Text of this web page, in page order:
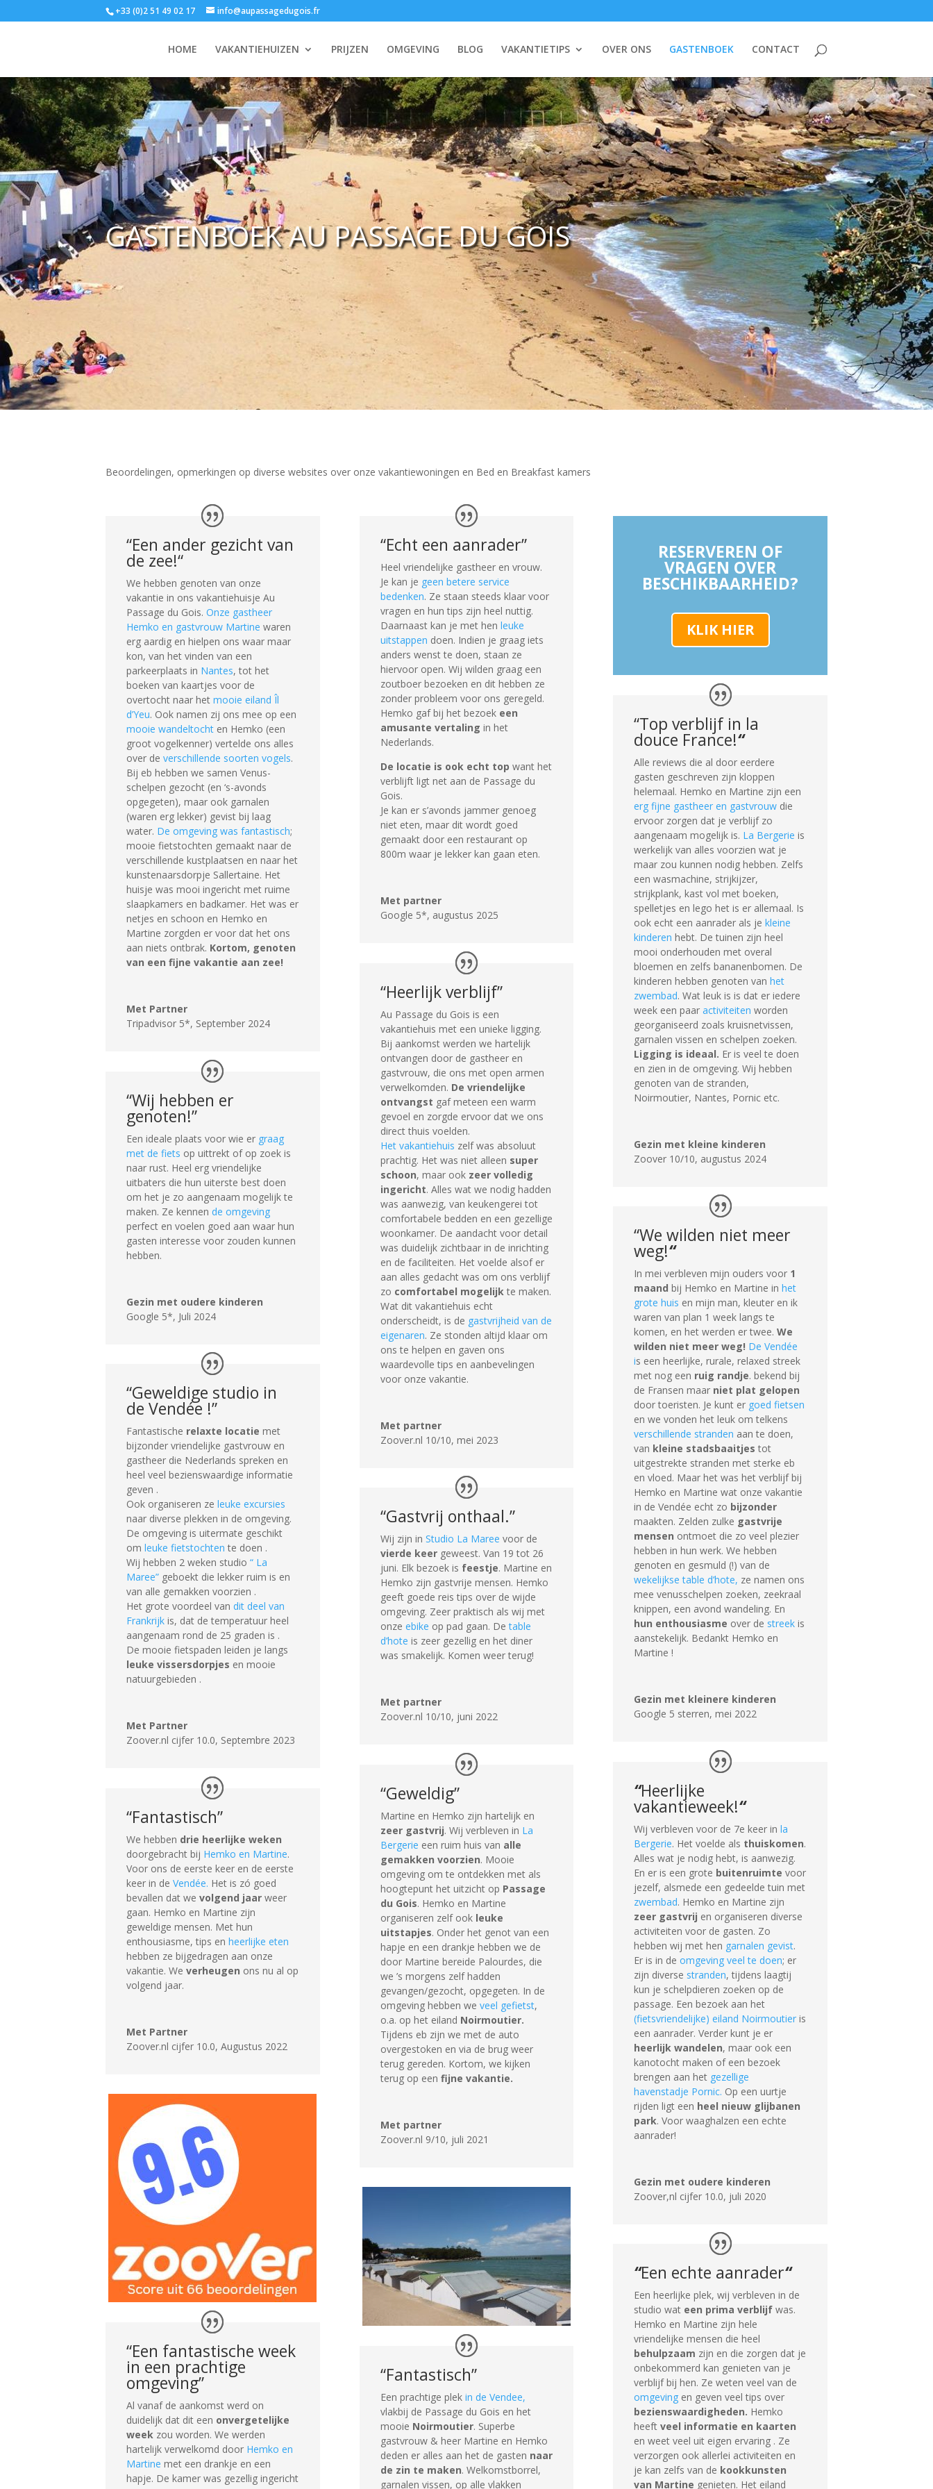
+33 (0)2 51 49 02 17 info@aupassagedugois.fr
HOME VAKANTIEHUIZEN PRIJZEN OMGEVING BLOG VAKANTIETIPS OVER ONS GASTENBOEK CONTACT
GASTENBOEK AU PASSAGE DU GOIS
Beoordelingen, opmerkingen op diverse websites over onze vakantiewoningen en Bed en Breakfast kamers
“Een ander gezicht van
de zee!“
We hebben genoten van onze
vakantie in ons vakantiehuisje Au
Passage du Gois. Onze gastheer
Hemko en gastvrouw Martine waren
erg aardig en hielpen ons waar maar
kon, van het vinden van een
parkeerplaats in Nantes, tot het
boeken van kaartjes voor de
overtocht naar het mooie eiland Îl
d’Yeu. Ook namen zij ons mee op een
mooie wandeltocht en Hemko (een
groot vogelkenner) vertelde ons alles
over de verschillende soorten vogels.
Bij eb hebben we samen Venus-
schelpen gezocht (en ‘s-avonds
opgegeten), maar ook garnalen
(waren erg lekker) gevist bij laag
water. De omgeving was fantastisch;
mooie fietstochten gemaakt naar de
verschillende kustplaatsen en naar het
kunstenaarsdorpje Sallertaine. Het
huisje was mooi ingericht met ruime
slaapkamers en badkamer. Het was er
netjes en schoon en Hemko en
Martine zorgden er voor dat het ons
aan niets ontbrak. Kortom, genoten
van een fijne vakantie aan zee!
Met Partner
Tripadvisor 5*, September 2024
“Wij hebben er
genoten!”
Een ideale plaats voor wie er graag
met de fiets op uittrekt of op zoek is
naar rust. Heel erg vriendelijke
uitbaters die hun uiterste best doen
om het je zo aangenaam mogelijk te
maken. Ze kennen de omgeving
perfect en voelen goed aan waar hun
gasten interesse voor zouden kunnen
hebben.
Gezin met oudere kinderen
Google 5*, Juli 2024
“Geweldige studio in
de Vendée !”
Fantastische relaxte locatie met
bijzonder vriendelijke gastvrouw en
gastheer die Nederlands spreken en
heel veel bezienswaardige informatie
geven .
Ook organiseren ze leuke excursies
naar diverse plekken in de omgeving.
De omgeving is uitermate geschikt
om leuke fietstochten te doen .
Wij hebben 2 weken studio “ La
Maree” geboekt die lekker ruim is en
van alle gemakken voorzien .
Het grote voordeel van dit deel van
Frankrijk is, dat de temperatuur heel
aangenaam rond de 25 graden is .
De mooie fietspaden leiden je langs
leuke vissersdorpjes en mooie
natuurgebieden .
Met Partner
Zoover.nl cijfer 10.0, Septembre 2023
“Fantastisch”
We hebben drie heerlijke weken
doorgebracht bij Hemko en Martine.
Voor ons de eerste keer en de eerste
keer in de Vendée. Het is zó goed
bevallen dat we volgend jaar weer
gaan. Hemko en Martine zijn
geweldige mensen. Met hun
enthousiasme, tips en heerlijke eten
hebben ze bijgedragen aan onze
vakantie. We verheugen ons nu al op
volgend jaar.
Met Partner
Zoover.nl cijfer 10.0, Augustus 2022
“Een fantastische week
in een prachtige
omgeving”
Al vanaf de aankomst werd on
duidelijk dat dit een onvergetelijke
week zou worden. We werden
hartelijk verwelkomd door Hemko en
Martine met een drankje en een
hapje. De kamer was gezellig ingericht
“Echt een aanrader”
Heel vriendelijke gastheer en vrouw.
Je kan je geen betere service
bedenken. Ze staan steeds klaar voor
vragen en hun tips zijn heel nuttig.
Daarnaast kan je met hen leuke
uitstappen doen. Indien je graag iets
anders wenst te doen, staan ze
hiervoor open. Wij wilden graag een
zoutboer bezoeken en dit hebben ze
zonder probleem voor ons geregeld.
Hemko gaf bij het bezoek een
amusante vertaling in het
Nederlands.
De locatie is ook echt top want het
verblijft ligt net aan de Passage du
Gois.
Je kan er s’avonds jammer genoeg
niet eten, maar dit wordt goed
gemaakt door een restaurant op
800m waar je lekker kan gaan eten.
Met partner
Google 5*, augustus 2025
“Heerlijk verblijf”
Au Passage du Gois is een
vakantiehuis met een unieke ligging.
Bij aankomst werden we hartelijk
ontvangen door de gastheer en
gastvrouw, die ons met open armen
verwelkomden. De vriendelijke
ontvangst gaf meteen een warm
gevoel en zorgde ervoor dat we ons
direct thuis voelden.
Het vakantiehuis zelf was absoluut
prachtig. Het was niet alleen super
schoon, maar ook zeer volledig
ingericht. Alles wat we nodig hadden
was aanwezig, van keukengerei tot
comfortabele bedden en een gezellige
woonkamer. De aandacht voor detail
was duidelijk zichtbaar in de inrichting
en de faciliteiten. Het voelde alsof er
aan alles gedacht was om ons verblijf
zo comfortabel mogelijk te maken.
Wat dit vakantiehuis echt
onderscheidt, is de gastvrijheid van de
eigenaren. Ze stonden altijd klaar om
ons te helpen en gaven ons
waardevolle tips en aanbevelingen
voor onze vakantie.
Met partner
Zoover.nl 10/10, mei 2023
“Gastvrij onthaal.”
Wij zijn in Studio La Maree voor de
vierde keergeweest. Van 19 tot 26
juni. Elk bezoek is feestje. Martine en
Hemko zijn gastvrije mensen. Hemko
geeft goede reis tips over de wijde
omgeving. Zeer praktisch als wij met
onze ebike op pad gaan. Detable
d’hote is zeer gezellig en het diner
was smakelijk. Komen weer terug!
Met partner
Zoover.nl 10/10, juni 2022
“Geweldig”
Martine en Hemko zijn hartelijk en
zeer gastvrij. Wij verbleven in La
Bergerie een ruim huis van alle
gemakken voorzien. Mooie
omgeving om te ontdekken met als
hoogtepunt het uitzicht op Passage
du Gois. Hemko en Martine
organiseren zelf ook leuke
uitstapjes. Onder het genot van een
hapje en een drankje hebben we de
door Martine bereide Palourdes, die
we ’s morgens zelf hadden
gevangen/gezocht, opgegeten. In de
omgeving hebben we veel gefietst,
o.a. op het eiland Noirmoutier.
Tijdens eb zijn we met de auto
overgestoken en via de brug weer
terug gereden. Kortom, we kijken
terug op een fijne vakantie.
Met partner
Zoover.nl 9/10, juli 2021
“Fantastisch”
Een prachtige plek in de Vendee,
vlakbij de Passage du Gois en het
mooie Noirmoutier. Superbe
gastvrouw & heer Martine en Hemko
deden er alles aan het de gasten naar
de zin te maken. Welkomstborrel,
garnalen vissen, op alle vlakken
RESERVEREN OF
VRAGEN OVER
BESCHIKBAARHEID?
KLIK HIER
“Top verblijf in la
douce France!“
Alle reviews die al door eerdere
gasten geschreven zijn kloppen
helemaal. Hemko en Martine zijn een
erg fijne gastheer en gastvrouw die
ervoor zorgen dat je verblijf zo
aangenaam mogelijk is. La Bergerie is
werkelijk van alles voorzien wat je
maar zou kunnen nodig hebben. Zelfs
een wasmachine, strijkijzer,
strijkplank, kast vol met boeken,
spelletjes en lego het is er allemaal. Is
ook echt een aanrader als jekleine
kinderen hebt. De tuinen zijn heel
mooi onderhouden met overal
bloemen en zelfs bananenbomen. De
kinderen hebben genoten vanhet
zwembad. Wat leuk is is dat er iedere
week een paar activiteiten worden
georganiseerd zoals kruisnetvissen,
garnalen vissen en schelpen zoeken.
Ligging is ideaal. Er is veel te doen
en zien in de omgeving. Wij hebben
genoten van de stranden,
Noirmoutier, Nantes, Pornic etc.
Gezin met kleine kinderen
Zoover 10/10, augustus 2024
“We wilden niet meer
weg!“
In mei verbleven mijn ouders voor 1
maand bij Hemko en Martine inhet
grote huis en mijn man, kleuter en ik
waren van plan 1 week langs te
komen, en het werden er twee.We
wilden niet meer weg! De Vendée
is een heerlijke, rurale, relaxed streek
met nog een ruig randje. bekend bij
de Fransen maar niet plat gelopen
door toeristen. Je kunt er goed fietsen
en we vonden het leuk om telkens
verschillende stranden aan te doen,
van kleine stadsbaaitjes tot
uitgestrekte stranden met sterke eb
en vloed. Maar het was het verblijf bij
Hemko en Martine wat onze vakantie
in de Vendée echt zo bijzonder
maakten. Zelden zulke gastvrije
mensen ontmoet die zo veel plezier
hebben in hun werk. We hebben
genoten en gesmuld (!) van de
wekelijkse table d’hote, ze namen ons
mee venusschelpen zoeken, zeekraal
knippen, een avond wandeling. En
hun enthousiasme over de streek is
aanstekelijk. Bedankt Hemko en
Martine !
Gezin met kleinere kinderen
Google 5 sterren, mei 2022
“Heerlijke
vakantieweek!“
Wij verbleven voor de 7e keer inla
Bergerie. Het voelde als thuiskomen.
Alles wat je nodig hebt, is aanwezig.
En er is een grote buitenruimte voor
jezelf, alsmede een gedeelde tuin met
zwembad. Hemko en Martine zijn
zeer gastvrij en organiseren diverse
activiteiten voor de gasten. Zo
hebben wij met hen garnalen gevist.
Er is in deomgeving veel te doen; er
zijn diverse stranden, tijdens laagtij
kun je schelpdieren zoeken op de
passage. Een bezoek aan het
(fietsvriendelijke) eiland Noirmoutier is
een aanrader. Verder kunt je er
heerlijk wandelen, maar ook een
kanotocht maken of een bezoek
brengen aan het gezellige
havenstadje Pornic. Op een uurtje
rijden ligt een heel nieuw glijbanen
park. Voor waaghalzen een echte
aanrader!
Gezin met oudere kinderen
Zoover,nl cijfer 10.0, juli 2020
“Een echte aanrader“
Een heerlijke plek, wij verbleven in de
studio wat een prima verblijf was.
Hemko en Martine zijn hele
vriendelijke mensen die heel
behulpzaam zijn en die zorgen dat je
onbekommerd kan genieten van je
verblijf bij hen. Ze weten veel van de
omgeving en geven veel tips over
bezienswaardigheden. Hemko
heeftveel informatie en kaarten
en weet veel uit eigen ervaring . Ze
verzorgen ook allerlei activiteiten en
je kan zelfs van de kookkunsten
van Martine genieten. Het eiland